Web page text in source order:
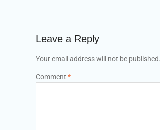
Leave a Reply
Your email address will not be published.
Comment *